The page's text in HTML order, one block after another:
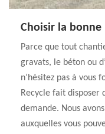
Choisir la
Parce que tout
gravats, le béton ou
n’hésitez pas à vous
Recycle fait disposer
demande. Nous
auxquelles vous